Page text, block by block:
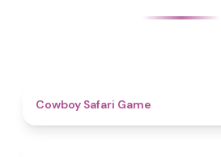
Cowboy Safari Game